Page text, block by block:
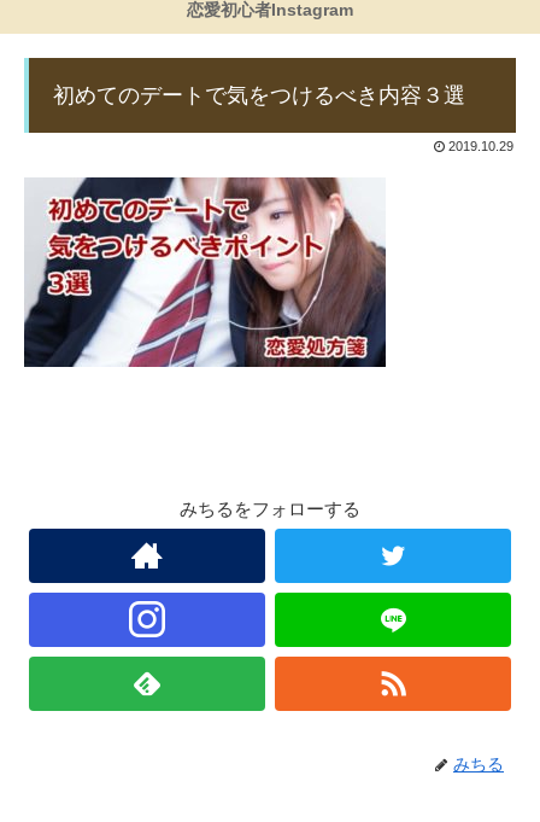
恋愛初心者Instagram
初めてのデートで気をつけるべき内容３選
2019.10.29
みちるをフォローする
みちる